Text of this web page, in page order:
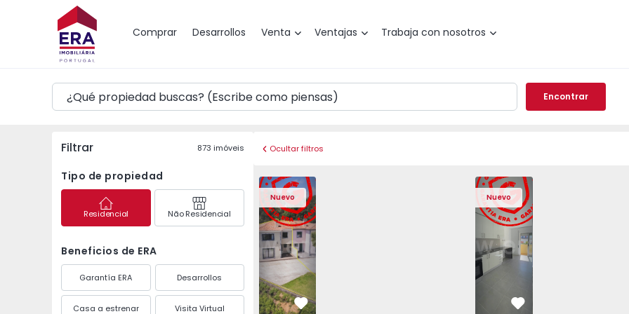
Comprar Desarrollos Venta Ventajas Trabaja con nosotros
Mapa
Encontrar
Filtrar 873 imóveis
Tipo de propiedad
Residencial Não Residencial
Beneficios de ERA
Garantía ERA Desarrollos
Casa a estrenar Visita Virtual
Ocultar filtros
Nuevo
Vivienda Pareada T3 Angra do Heroísmo, São Mateus da Calheta - 1575310 - 40
Vivienda Pareada T3 Angra do Heroísmo, São Mateus da Calheta -
Vivienda Pareada T3 Angra do Heroísmo, São Mateus da
Vivienda Pareada T3 Angra do Heroísmo, São
Vivienda Pareada T3 Angra do
Vivienda Pareada T3
Vivienda
Favorito
Nuevo
Apartamento T2 Seixal, Amora - 1575805
Apartamento T2 Seixal,
Apartamento T2
Favorito